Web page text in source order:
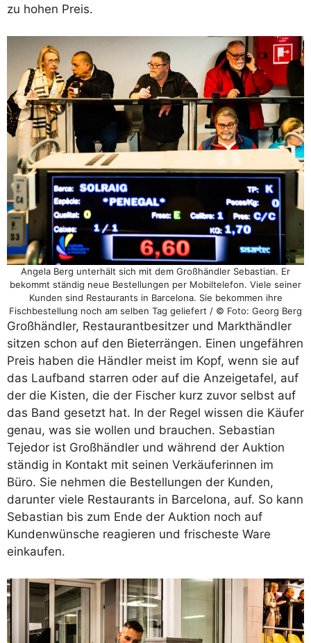
zu hohen Preis.
Angela Berg unterhält sich mit dem Großhändler Sebastian. Er
bekommt ständig neue Bestellungen per Mobiltelefon. Viele seiner
Kunden sind Restaurants in Barcelona. Sie bekommen ihre
Fischbestellung noch am selben Tag geliefert / © Foto: Georg Berg
Großhändler, Restaurantbesitzer und Markthändler
sitzen schon auf den Bieterrängen. Einen ungefähren
Preis haben die Händler meist im Kopf, wenn sie auf
das Laufband starren oder auf die Anzeigetafel, auf
der die Kisten, die der Fischer kurz zuvor selbst auf
das Band gesetzt hat. In der Regel wissen die Käufer
genau, was sie wollen und brauchen. Sebastian
Tejedor ist Großhändler und während der Auktion
ständig in Kontakt mit seinen Verkäuferinnen im
Büro. Sie nehmen die Bestellungen der Kunden,
darunter viele Restaurants in Barcelona, auf. So kann
Sebastian bis zum Ende der Auktion noch auf
Kundenwünsche reagieren und frischeste Ware
einkaufen.